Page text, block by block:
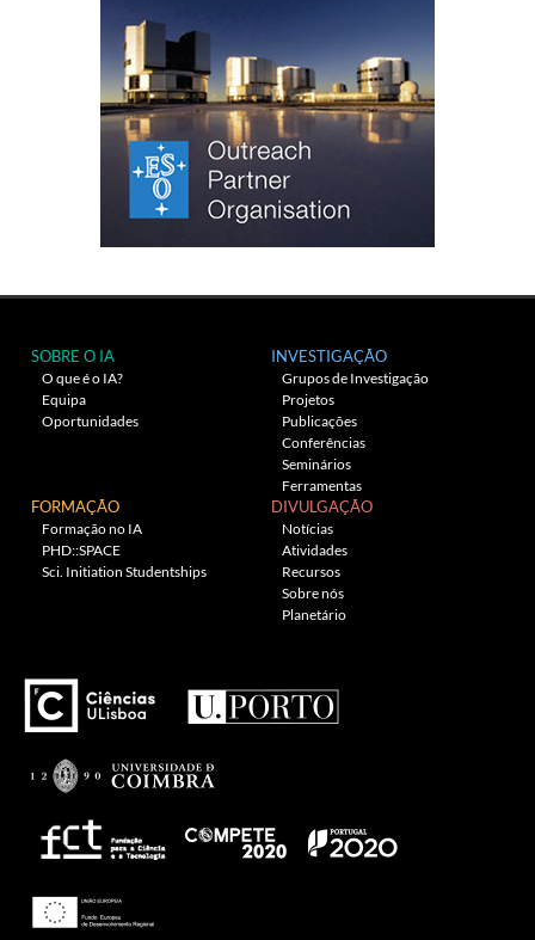
SOBRE O IA
O que é o IA?
Equipa
Oportunidades
INVESTIGAÇÃO
Grupos de Investigação
Projetos
Publicações
Conferências
Seminários
Ferramentas
FORMAÇÃO
Formação no IA
PHD::SPACE
Sci. Initiation Studentships
DIVULGAÇÃO
Notícias
Atividades
Recursos
Sobre nós
Planetário